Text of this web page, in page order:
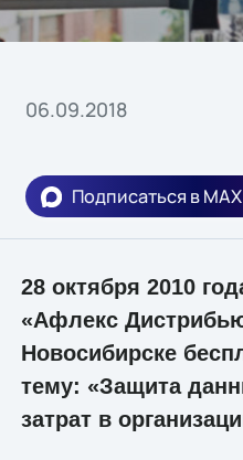
06.09.2018
Подписаться в MAX
28 октября 2010
«Афлекс
Новосибирске
тему: «Защита
затрат в